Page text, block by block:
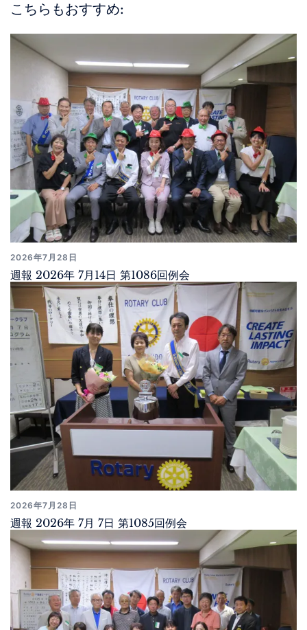
こちらもおすすめ:
2026年7月28日
週報 2026年 7月14日 第1086回例会
2026年7月28日
週報 2026年 7月 7日 第1085回例会